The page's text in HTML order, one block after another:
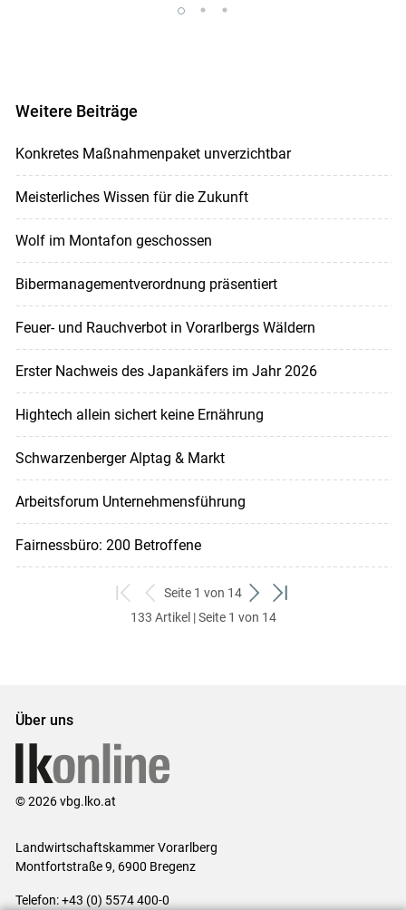
Weitere Beiträge
Konkretes Maßnahmenpaket unverzichtbar
Meisterliches Wissen für die Zukunft
Wolf im Montafon geschossen
Bibermanagementverordnung präsentiert
Feuer- und Rauchverbot in Vorarlbergs Wäldern
Erster Nachweis des Japankäfers im Jahr 2026
Hightech allein sichert keine Ernährung
Schwarzenberger Alptag & Markt
Arbeitsforum Unternehmensführung
Fairnessbüro: 200 Betroffene
zum
ersten
zurück
zum
Seite 1 von 14
weiter
zum
zum
133 Artikel | Seite 1 von 14
Über uns
© 2026 vbg.lko.at
Landwirtschaftskammer Vorarlberg
Montfortstraße 9, 6900 Bregenz
Telefon: +43 (0) 5574 400-0